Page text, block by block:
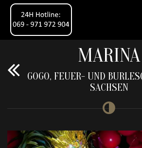
MARINA
GOGO, FEUER- UND
SACHSEN